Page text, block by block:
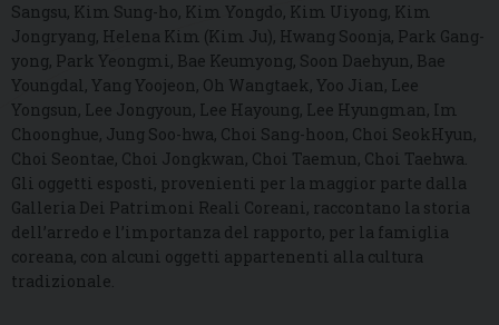
Sangsu, Kim Sung-ho, Kim Yongdo, Kim Uiyong, Kim
Jongryang, Helena Kim (Kim Ju), Hwang Soonja, Park Gang-
yong, Park Yeongmi, Bae Keumyong, Soon Daehyun, Bae
Youngdal, Yang Yoojeon, Oh Wangtaek, Yoo Jian, Lee
Yongsun, Lee Jongyoun, Lee Hayoung, Lee Hyungman, Im
Choonghue, Jung Soo-hwa, Choi Sang-hoon, Choi SeokHyun,
Choi Seontae, Choi Jongkwan, Choi Taemun, Choi Taehwa.
Gli oggetti esposti, provenienti per la maggior parte dalla
Galleria Dei Patrimoni Reali Coreani, raccontano la storia
dell’arredo e l’importanza del rapporto, per la famiglia
coreana, con alcuni oggetti appartenenti alla cultura
tradizionale.